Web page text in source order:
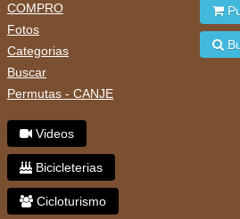
COMPRO
Fotos
Categorias
Buscar
Permutas - CANJE
Videos
Bicicleterias
Cicloturismo